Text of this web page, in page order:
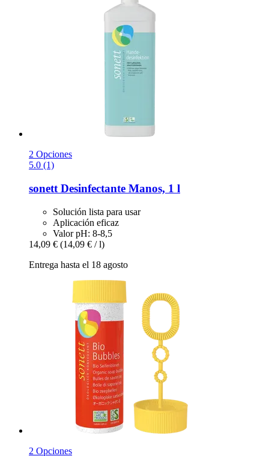
2 Opciones
5.0 (1)
sonett Desinfectante Manos, 1 l
Solución lista para usar
Aplicación eficaz
Valor pH: 8-8,5
14,09 € (14,09 € / l)
Entrega hasta el 18 agosto
2 Opciones